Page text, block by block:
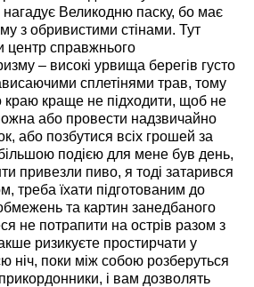
нагадує Великодню паску, бо має
з обривистими стінами. Тут
центр справжнього
– високі урвища берегів густо
сплетінями трав, тому
краю краще не підходити, щоб не
або провести надзвичайно
або позбутися всіх грошей за
подією для мене був день,
привезли пиво, я тоді затарився
треба їхати підготованим до
та картин занедбаного
не потрапити на острів разом з
ризикуєте простирчати у
ніч, поки між собою розберуться
і вам дозволять